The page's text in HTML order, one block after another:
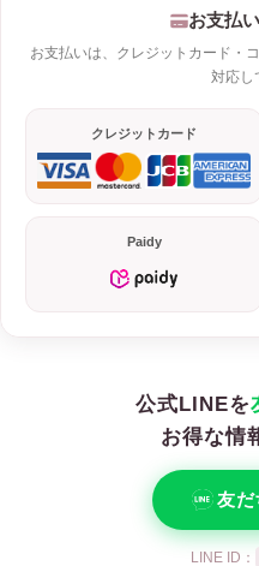
お支払
お支払いは、クレジットカード・
対応し
クレジットカード
Paidy
公式LINEを
お得な情
友だ
LINE ID：